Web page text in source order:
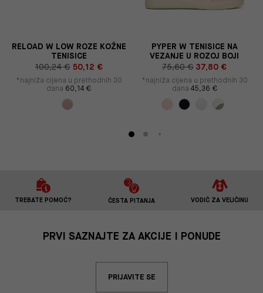
RELOAD W LOW ROZE KOŽNE
TENISICE
100,24 € 50,12 €
*najniža cijena u prethodnih 30
dana 60,14 €
PYPER W TENISICE NA
VEZANJE U ROZOJ BOJI
75,60 € 37,80 €
*najniža cijena u prethodnih 30
dana 45,36 €
TREBATE POMOĆ? ČESTA PITANJA VODIČ ZA VELIČINU
PRVI SAZNAJTE ZA AKCIJE I PONUDE
PRIJAVITE SE